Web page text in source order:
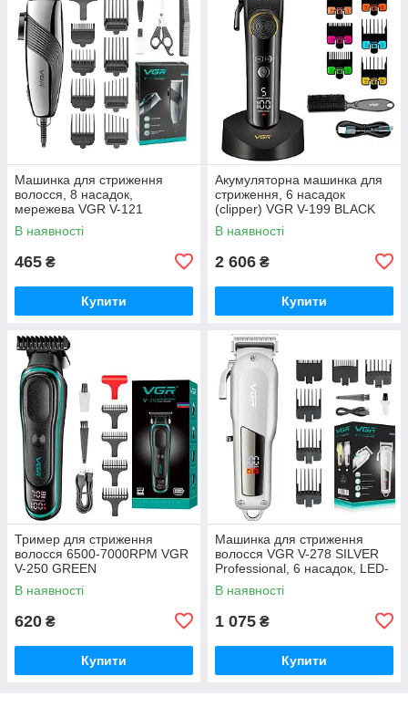
Машинка для стриження
волосся, 8 насадок,
мережева VGR V-121
В наявності
465 ₴
Купити
Акумуляторна машинка для
стриження, 6 насадок
(clipper) VGR V-199 BLACK
В наявності
2 606 ₴
Купити
Тример для стриження
волосся 6500-7000RPM VGR
V-250 GREEN
В наявності
620 ₴
Купити
Машинка для стриження
волосся VGR V-278 SILVER
Professional, 6 насадок, LED-
дисплей
В наявності
1 075 ₴
Купити